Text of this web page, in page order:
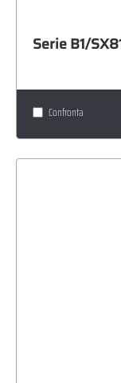
Serie B1/
Confronta